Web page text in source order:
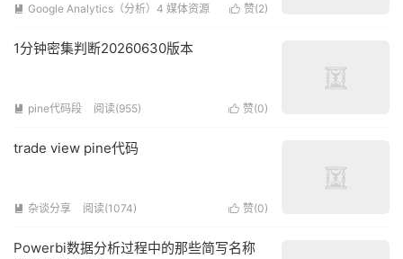
 赞(2)
 Google Analytics（分析）4 媒体资源
1分钟密集判断20260630版本
 赞(0)
 pine代码段 阅读(955)
trade view pine代码
 赞(0)
 杂谈分享 阅读(1074)
Powerbi数据分析过程中的那些简写名称